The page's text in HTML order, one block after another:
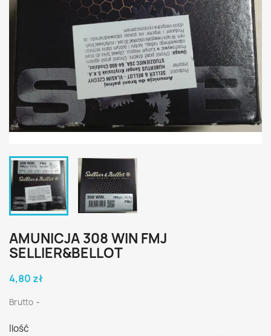
AMUNICJA 308 WIN FMJ
SELLIER&BELLOT
4,80 zł
Brutto
Ilość